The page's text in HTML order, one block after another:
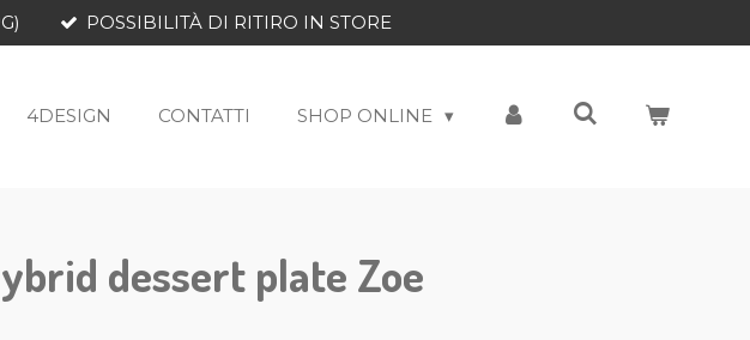
POSSIBILITÀ DI RITIRO IN STORE
4DESIGN CONTATTI SHOP ONLINE
dessert plate Zoe